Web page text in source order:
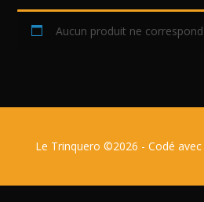
Aucun produit ne
Le Trinquero ©2026 - Codé avec